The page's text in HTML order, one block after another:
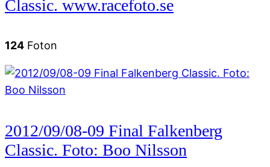
Classic. www.racefoto.se
124 Foton
2012/09/08-09 Final Falkenberg
Classic. Foto: Boo Nilsson